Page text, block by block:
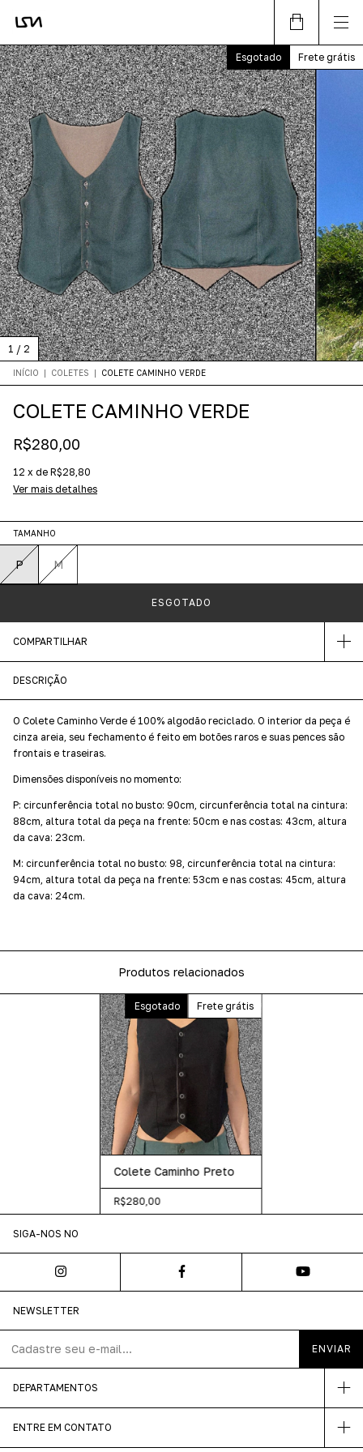
Esgotado Frete grátis
1 / 2
INÍCIO | COLETES | COLETE CAMINHO VERDE
COLETE CAMINHO VERDE
R$280,00
12 x de R$28,80
Ver mais detalhes
TAMANHO
P M
COMPARTILHAR
DESCRIÇÃO
O Colete Caminho Verde é 100% algodão reciclado. O interior da peça é
cinza areia, seu fechamento é feito em botões raros e suas pences são
frontais e traseiras.
Dimensões disponíveis no momento:
P: circunferência total no busto: 90cm, circunferência total na cintura:
88cm, altura total da peça na frente: 50cm e nas costas: 43cm, altura
da cava: 23cm.
M: circunferência total no busto: 98, circunferência total na cintura:
94cm, altura total da peça na frente: 53cm e nas costas: 45cm, altura
da cava: 24cm.
Produtos relacionados
Esgotado Frete grátis
Colete Caminho Preto
R$280,00
SIGA-NOS NO
NEWSLETTER
DEPARTAMENTOS
ENTRE EM CONTATO